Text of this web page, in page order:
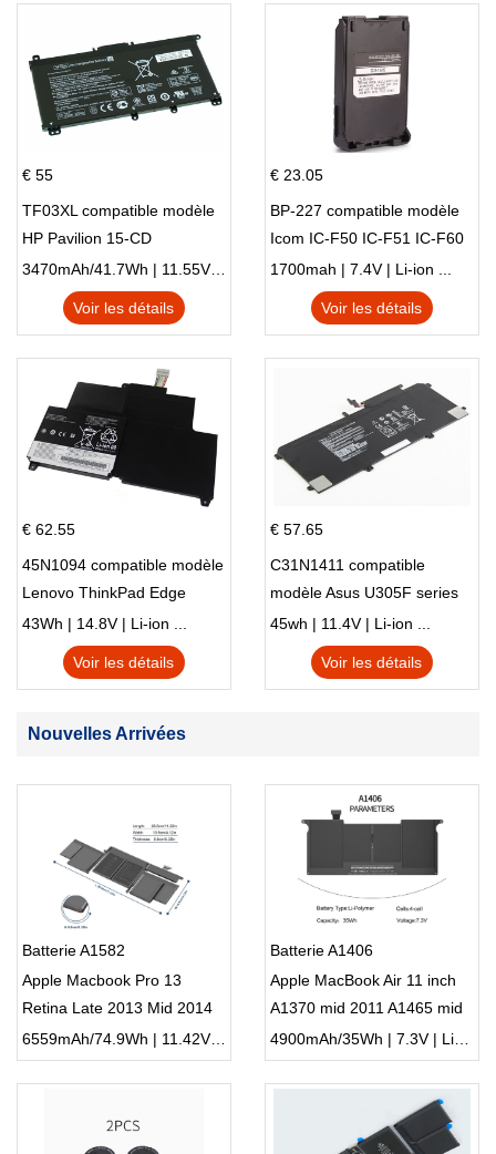
€ 55
TF03XL compatible modèle
HP Pavilion 15-CD
3470mAh/41.7Wh | 11.55V | Li-ion ...
Voir les détails
€ 23.05
BP-227 compatible modèle
Icom IC-F50 IC-F51 IC-F60
IC-F61 IC-M87
1700mah | 7.4V | Li-ion ...
Voir les détails
€ 62.55
45N1094 compatible modèle
Lenovo ThinkPad Edge
S230u Twist
43Wh | 14.8V | Li-ion ...
Voir les détails
€ 57.65
C31N1411 compatible
modèle Asus U305F series
45wh | 11.4V | Li-ion ...
Voir les détails
Nouvelles Arrivées
Batterie A1582
Apple Macbook Pro 13
Retina Late 2013 Mid 2014
New
6559mAh/74.9Wh | 11.42V | Li-ion ...
Batterie A1406
Apple MacBook Air 11 inch
A1370 mid 2011 A1465 mid
2013
4900mAh/35Wh | 7.3V | Li-ion ...